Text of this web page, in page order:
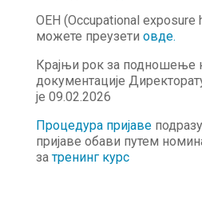
OEH (Occupational exposure
можете преузети овде.
Крајњи рок за подношење
документације
је 09.02.2026
Процедура пријаве
пријаве обави путем
затренинг курс